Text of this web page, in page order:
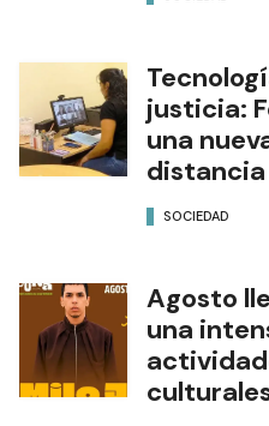
justicia:
una
distancia
SOCIEDAD
Agosto
una